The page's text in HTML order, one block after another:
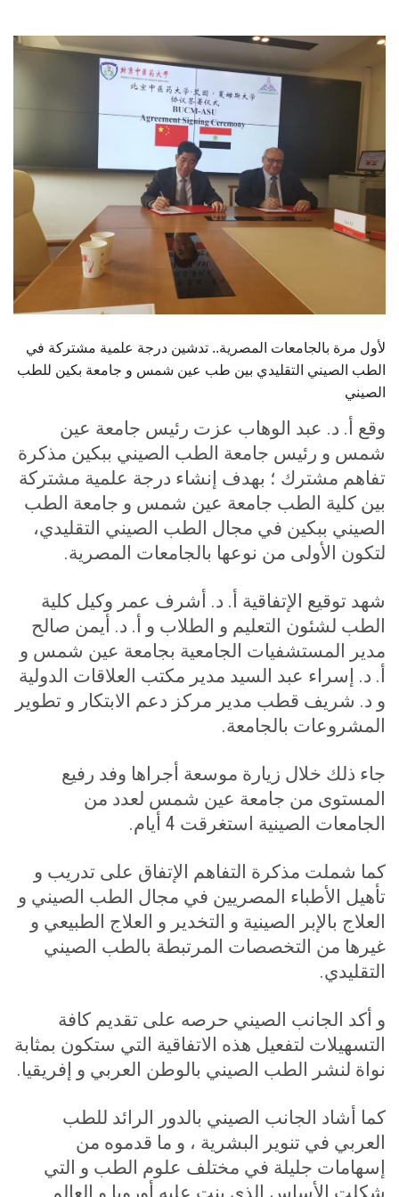
هيئة التدريس
الدراسات العليا
الخريجين
الموظفون
الزائـرون
سجل الان
لأول مرة بالجامعات المصرية.. تدشين درجة علمية مشتركة في
الطب الصيني التقليدي بين طب عين شمس و جامعة بكين للطب
الصيني
وقع أ. د. عبد الوهاب عزت رئيس جامعة عين
شمس و رئيس جامعة الطب الصيني ببكين مذكرة
تفاهم مشترك ؛ بهدف إنشاء درجة علمية مشتركة
بين كلية الطب جامعة عين شمس و جامعة الطب
الصيني ببكين في مجال الطب الصيني التقليدي،
لتكون الأولى من نوعها بالجامعات المصرية.
شهد توقيع الإتفاقية أ. د. أشرف عمر وكيل كلية
الطب لشئون التعليم و الطلاب و أ. د. أيمن صالح
مدير المستشفيات الجامعية بجامعة عين شمس و
أ. د. إسراء عبد السيد مدير مكتب العلاقات الدولية
و د. شريف قطب مدير مركز دعم الابتكار و تطوير
المشروعات بالجامعة.
جاء ذلك خلال زيارة موسعة أجراها وفد رفيع
المستوى من جامعة عين شمس لعدد من
الجامعات الصينية استغرقت 4 أيام
.
كما شملت مذكرة التفاهم الإتفاق على تدريب و
تأهيل الأطباء المصريين في مجال الطب الصيني و
العلاج بالإبر الصينية و التخدير و العلاج الطبيعي و
غيرها من التخصصات المرتبطة بالطب الصيني
التقليدي.
و أكد الجانب الصيني حرصه على تقديم كافة
التسهيلات لتفعيل هذه الاتفاقية التي ستكون بمثابة
نواة لنشر الطب الصيني بالوطن العربي و إفريقيا.
كما أشاد الجانب الصيني بالدور الرائد للطب
العربي في تنوير البشرية ، و ما قدموه من
إسهامات جليلة في مختلف علوم الطب و التي
شكلت الأساس الذي بنت عليه أوروبا و العالم